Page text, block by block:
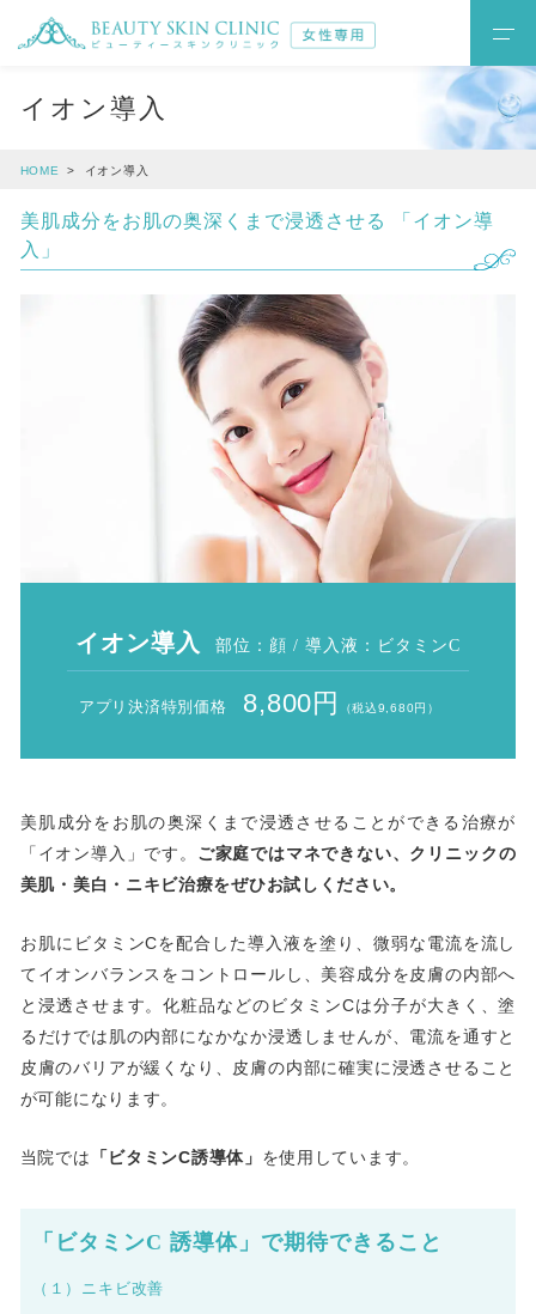
イオン導入
HOME イオン導入
美肌成分をお肌の奥深くまで浸透させる 「イオン導
入」
イオン導入 部位：顔 / 導入液：ビタミンC
アプリ決済特別価格 8,800円 （税込9,680円）
美肌成分をお肌の奥深くまで浸透させることができる治療が
「イオン導入」です。 ご家庭ではマネできない、クリニックの
美肌・美白・ニキビ治療をぜひお試しください。
お肌にビタミンCを配合した導入液を塗り、微弱な電流を流し
てイオンバランスをコントロールし、美容成分を皮膚の内部へ
と浸透させます。化粧品などのビタミンCは分子が大きく、塗
るだけでは肌の内部になかなか浸透しませんが、電流を通すと
皮膚のバリアが緩くなり、皮膚の内部に確実に浸透させること
が可能になります。
当院では 「ビタミンC誘導体」 を使用しています。
「ビタミンC 誘導体」で期待できること
（１）ニキビ改善